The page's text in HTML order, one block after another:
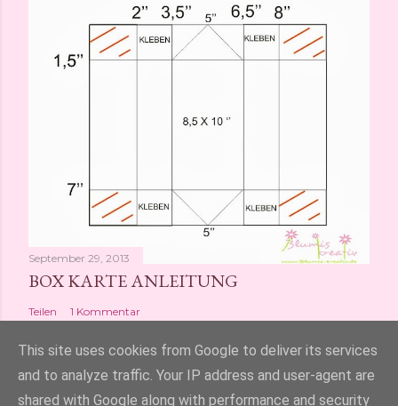
September 29, 2013
BOX KARTE ANLEITUNG
Teilen 1 Kommentar
This site uses cookies from Google to deliver its services
and to analyze traffic. Your IP address and user-agent are
shared with Google along with performance and security